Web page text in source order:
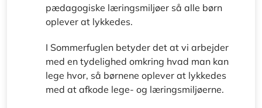
pædagogiske læringsmiljøer så alle børn
oplever at lykkedes.
I Sommerfuglen betyder det at vi arbejder
med en tydelighed omkring hvad man kan
lege hvor, så børnene oplever at lykkedes
med at afkode lege- og læringsmiljøerne.